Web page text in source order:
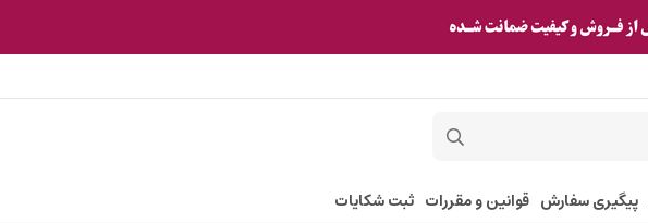
پیگیری سفارش قوانین و مقررات ثبت شکایات